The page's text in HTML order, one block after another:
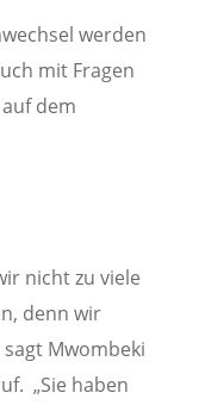
werden
mit Fragen
dem
nicht zu viele
denn wir
Mwombeki
„Sie haben